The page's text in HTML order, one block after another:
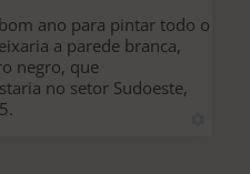
ano para pintar todo o
a parede branca,
negro, que
no setor Sudoeste,